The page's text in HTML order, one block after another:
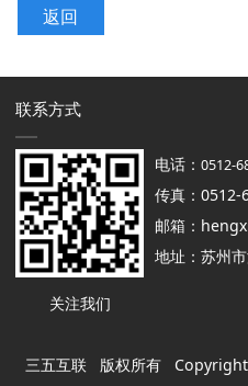
返回
联系方式
关注我们
电话：0512-
传真：0512-
邮箱：
地址：苏州
三五互联 版权所有